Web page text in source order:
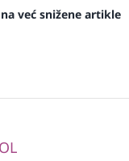
na već snižene artikle